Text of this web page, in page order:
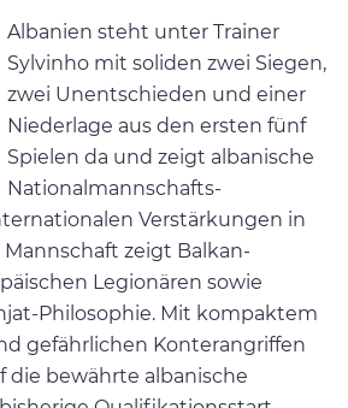
Albanien steht unter Trainer
Sylvinho mit soliden zwei Siegen,
zwei Unentschieden und einer
Niederlage aus den ersten fünf
Spielen da und zeigt albanische
Nationalmannschafts-
Verstärkungen in
Mannschaft zeigt Balkan-
Legionären sowie
Philosophie. Mit kompaktem
gefährlichen Konterangriffen
die bewährte albanische